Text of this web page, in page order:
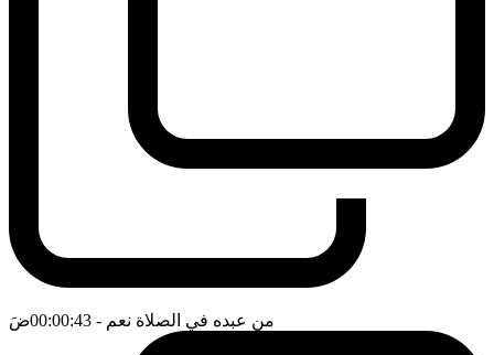
من عبده في الصلاة نعم - 00:00:43 ضَ